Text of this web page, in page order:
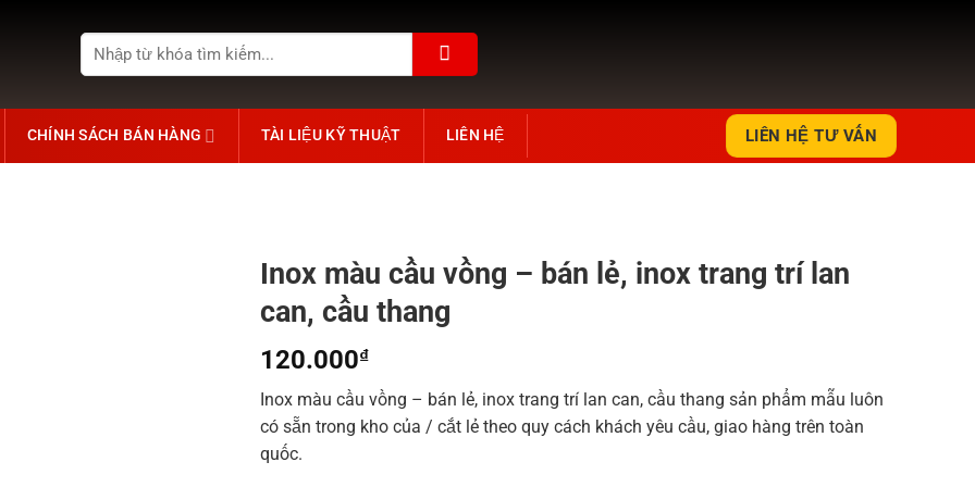
Tìm
kiếm:
CHÍNH SÁCH BÁN HÀNG TÀI LIỆU KỸ THUẬT LIÊN HỆ LIÊN HỆ TƯ VẤN
Inox màu cầu vồng – bán lẻ, inox trang trí lan
can, cầu thang
120.000₫
Inox màu cầu vồng – bán lẻ, inox trang trí lan can, cầu thang sản phẩm mẫu luôn
có sẵn trong kho của / cắt lẻ theo quy cách khách yêu cầu, giao hàng trên toàn
quốc.